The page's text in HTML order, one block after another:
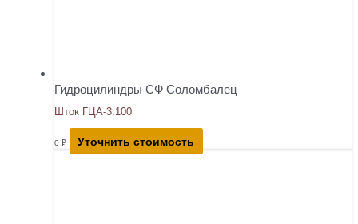
Гидроцилиндры СФ Соломбалец
Шток ГЦА-3.100
0 ₽ Уточнить стоимость